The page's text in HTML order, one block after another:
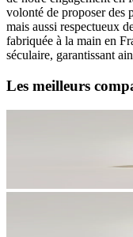
volonté de proposer des
mais aussi respectueux
fabriquée à la main en
séculaire, garantissant
Les meilleurs